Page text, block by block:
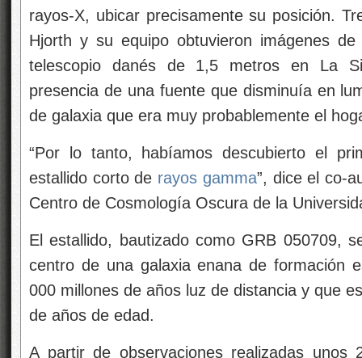
rayos-X, ubicar precisamente su posición.
Hjorth y su equipo obtuvieron imágenes
telescopio danés de 1,5 metros en La
presencia de una fuente que disminuía en
de galaxia que era muy probablemente el
“Por lo tanto, habíamos descubierto el
estallido corto de rayos gamma”, dice el co-
Centro de Cosmología Oscura de la
El estallido, bautizado como GRB 050709,
centro de una galaxia enana de formación
000 millones de años luz de distancia y que
de años de edad.
A partir de observaciones realizadas unos